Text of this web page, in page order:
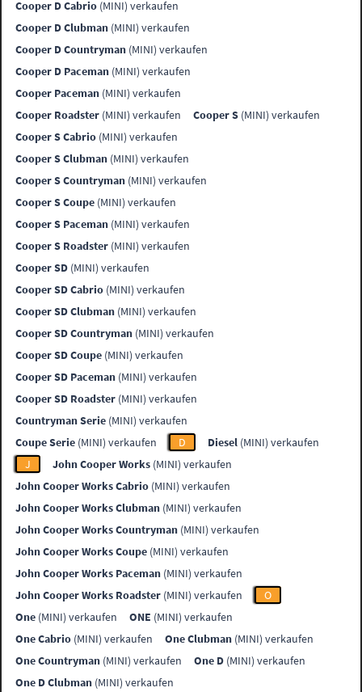
Cooper D Cabrio (MINI) verkaufen
Cooper D Clubman (MINI) verkaufen
Cooper D Countryman (MINI) verkaufen
Cooper D Paceman (MINI) verkaufen
Cooper Paceman (MINI) verkaufen
Cooper Roadster (MINI) verkaufen Cooper S (MINI) verkaufen
Cooper S Cabrio (MINI) verkaufen
Cooper S Clubman (MINI) verkaufen
Cooper S Countryman (MINI) verkaufen
Cooper S Coupe (MINI) verkaufen
Cooper S Paceman (MINI) verkaufen
Cooper S Roadster (MINI) verkaufen
Cooper SD (MINI) verkaufen
Cooper SD Cabrio (MINI) verkaufen
Cooper SD Clubman (MINI) verkaufen
Cooper SD Countryman (MINI) verkaufen
Cooper SD Coupe (MINI) verkaufen
Cooper SD Paceman (MINI) verkaufen
Cooper SD Roadster (MINI) verkaufen
Countryman Serie (MINI) verkaufen
Coupe Serie (MINI) verkaufen D Diesel (MINI) verkaufen
J
John Cooper Works (MINI) verkaufen
John Cooper Works Cabrio (MINI) verkaufen
John Cooper Works Clubman (MINI) verkaufen
John Cooper Works Countryman (MINI) verkaufen
John Cooper Works Coupe (MINI) verkaufen
John Cooper Works Paceman (MINI) verkaufen
John Cooper Works Roadster (MINI) verkaufen
O
One (MINI) verkaufen ONE (MINI) verkaufen
One Cabrio (MINI) verkaufen One Clubman (MINI) verkaufen
One Countryman (MINI) verkaufen One D (MINI) verkaufen
One D Clubman (MINI) verkaufen